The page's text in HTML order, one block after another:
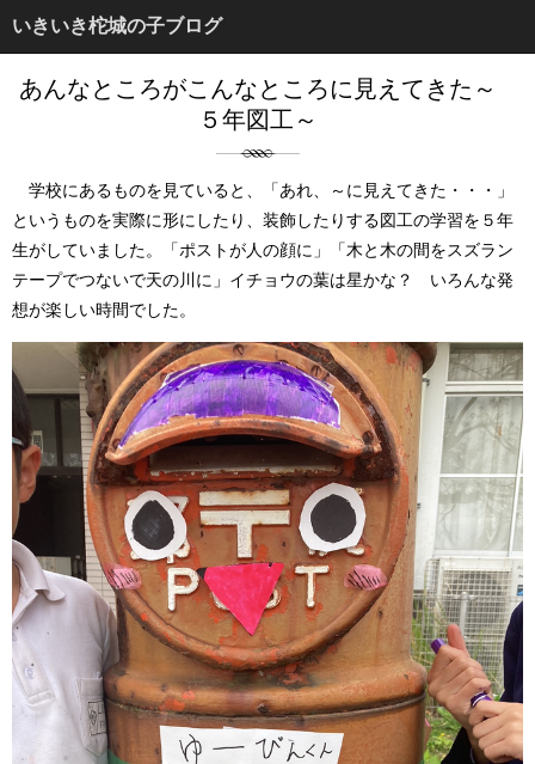
いきいき柁城の子ブログ
あんなところがこんなところに見えてきた～
５年図工～
学校にあるものを見ていると、「あれ、～に見えてきた・・・」
というものを実際に形にしたり、装飾したりする図工の学習を５年
生がしていました。「ポストが人の顔に」「木と木の間をスズラン
テープでつないで天の川に」イチョウの葉は星かな？ いろんな発
想が楽しい時間でした。